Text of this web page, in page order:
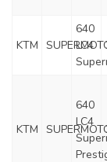
KTM
640
LC4
KTM
640
LC4